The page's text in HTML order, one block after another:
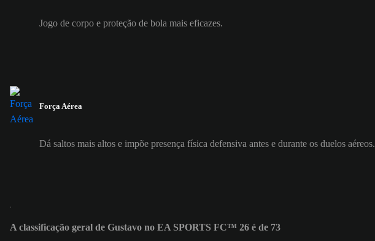
Jogo de corpo e proteção de bola mais eficazes.
Força Aérea
Dá saltos mais altos e impõe presença física defensiva antes e durante os duelos aéreos.
A classificação geral de Gustavo no EA SPORTS FC™ 26 é de 73